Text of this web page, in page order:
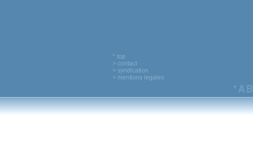
^ top
> contact
> syndication
> mentions legales
*AB